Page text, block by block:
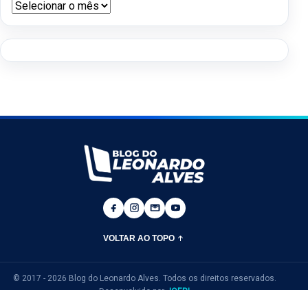
Arquivos do blog
VOLTAR AO TOPO
© 2017 - 2026 Blog do Leonardo Alves. Todos os direitos reservados.